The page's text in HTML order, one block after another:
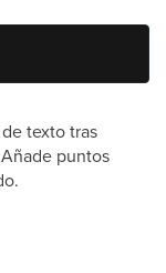
texto tras
puntos